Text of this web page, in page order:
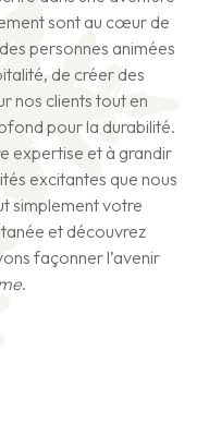
sont au cœur de
personnes animées
de créer des
nos clients tout en
pour la durabilité.
expertise et à grandir
excitantes que nous
simplement votre
et découvrez
façonner l’avenir
.